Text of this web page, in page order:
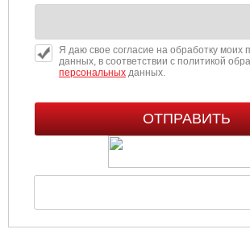
Я даю свое согласие на обработку моих
данных, в соответствии с политикой
персональныхданных.